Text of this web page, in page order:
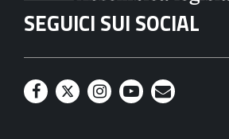
SEGUICI SUI SOCIAL
F
T
I
Y
M